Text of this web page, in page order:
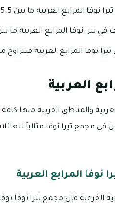
العربية
والمناطق القريبة منها
مجمع تيرا نوفا مثالياً
المرابع العربية
الفرعية فإن مجمع تيرا نوفا